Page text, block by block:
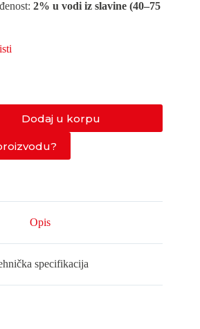
2% u vodi iz slavine (40–75
Dodaj u korpu
Opis
specifikacija